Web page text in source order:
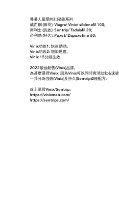
香港人最愛的壯陽藥系列
威而鋼 (偉哥): Viagra/ Vinix/ sildenafil 100;
犀利士 (長效): Sentrip/ Tadalafil 20;
必利勁 (持久): Poxet/ Dapoxetine 60;
Vinix功效1: 快速助勃,
Vinix功效2: 增加硬度,
Vinix 15分鍾生效.
2022最佳銷售(Vinix)品牌,
為甚麼選擇Vinix: 因為Vinix可以同時實現助勃&速硬
一共分為強效(Vinix)及持久(Sentrip)2種配方.
線上購買Vinix/Sentrip:
https://vinixmen.com/
https://sentrips.com/